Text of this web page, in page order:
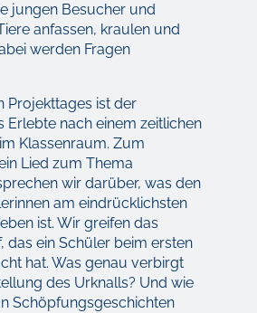
jungen Besucher und
anfassen, kraulen und
werden Fragen
Projekttages ist der
Erlebte nach einem zeitlichen
Klassenraum. Zum
Lied zum Thema
wir darüber, was den
am eindrücklichsten
ist. Wir greifen das
das ein Schüler beim ersten
hat. Was genau verbirgt
des Urknalls? Und wie
Schöpfungsgeschichten